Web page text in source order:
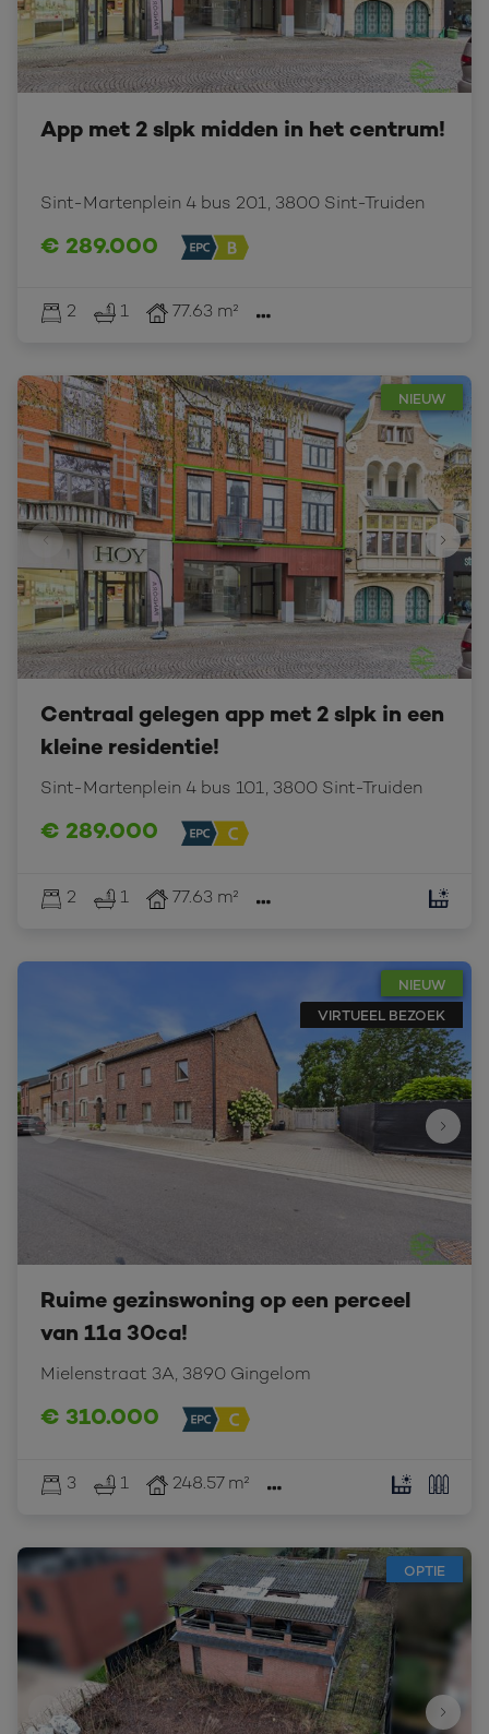
App met 2 slpk midden in het centrum!
Sint-Martenplein 4 bus 201, 3800 Sint-Truiden
€ 289.000
2 1 77.63 m²
NIEUW
Centraal gelegen app met 2 slpk in een
kleine residentie!
Sint-Martenplein 4 bus 101, 3800 Sint-Truiden
€ 289.000
2 1 77.63 m²
NIEUW
VIRTUEEL BEZOEK
Ruime gezinswoning op een perceel
van 11a 30ca!
Mielenstraat 3A, 3890 Gingelom
€ 310.000
3 1 248.57 m²
OPTIE